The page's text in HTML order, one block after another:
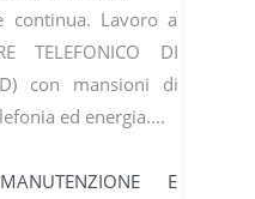
continua. Lavoro a
TELEFONICO DI
con mansioni di
ed energia....
E